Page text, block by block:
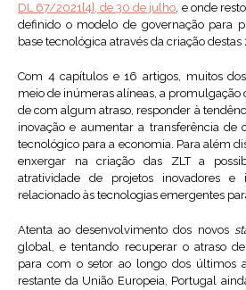
DL 67/2021[4], de 30 de julho, e onde
definido o modelo de governação para
base tecnológica através da criação destas
Com 4 capítulos e 16 artigos, muitos
meio de inúmeras alíneas, a promulgação
de com algum atraso, responder à
inovação e aumentar a transferência de
tecnológico para a economia. Para além
enxergar na criação das ZLT a
atratividade de projetos inovadores e
relacionado às tecnologias emergentes
Atenta ao desenvolvimento dos novos
global, e tentando recuperar o atraso
para com o setor ao longo dos últimos
restante da União Europeia, Portugal